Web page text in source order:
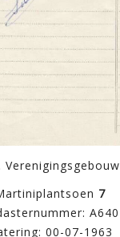
Verenigingsgebouw
7
A640
00-07-1963